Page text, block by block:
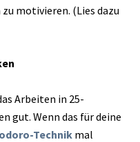
motivieren. (Lies dazu
Arbeiten in 25-
gut. Wenn das für deine
Technik mal